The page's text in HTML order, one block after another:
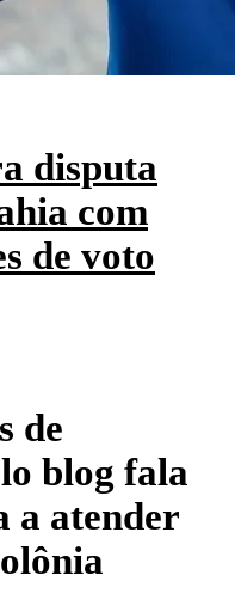
disputa
com
de voto
de
blog fala
a atender